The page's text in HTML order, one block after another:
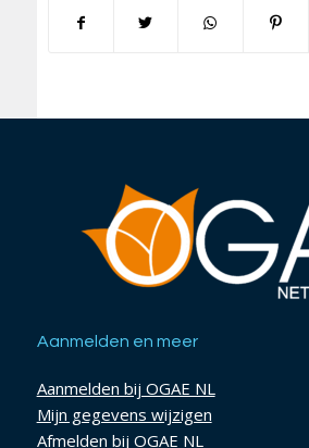
Aanmelden en meer
Aanmelden bij OGAE NL
Mijn gegevens wijzigen
Afmelden bij OGAE NL